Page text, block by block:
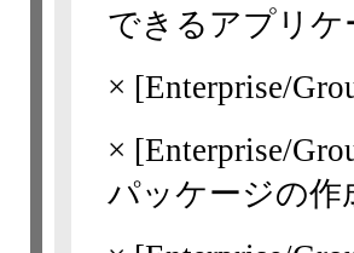
できるアプリケ
× [Enterprise/
× [Enterprise/
パッケージの作